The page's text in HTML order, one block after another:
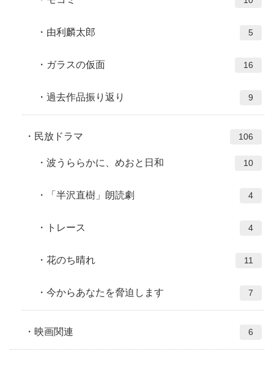
由利麟太郎 5
ガラスの仮面 16
過去作品振り返り 9
民放ドラマ 106
波うららかに、めおと日和 10
「半沢直樹」朗読劇 4
トレース 4
花のち晴れ 11
今からあなたを脅迫します 7
映画関連 6